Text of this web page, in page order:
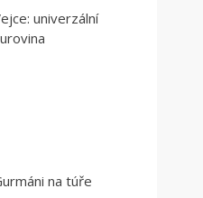
univerzální
na túře